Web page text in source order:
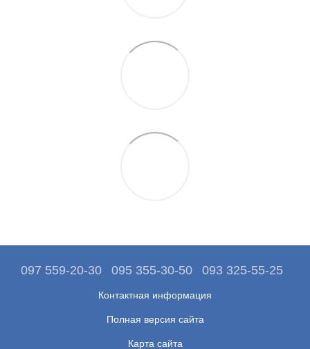
097 559-20-30 095 355-30-50 093 325-55-25
Контактная информация
Полная версия сайта
Карта сайта